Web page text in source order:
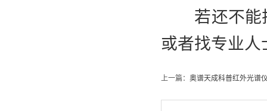
若还不能
或者找专业人
上一篇： 奥谱天成科普红外光谱